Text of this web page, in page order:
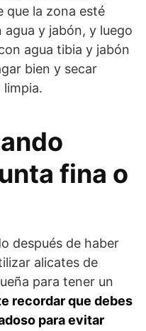
que la zona esté
y jabón, y luego
agua tibia y jabón
bien y secar
limpia.
fina o
después de haber
alicates de
para tener un
recordar que debes
para evitar